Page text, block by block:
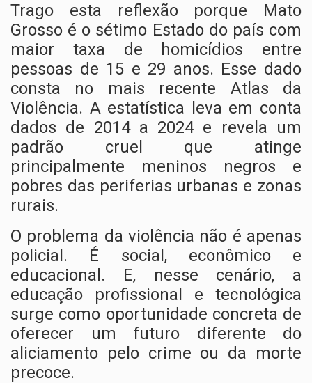
Trago esta reflexão porque Mato
Grosso é o sétimo Estado do país com
maior taxa de homicídios entre
pessoas de 15 e 29 anos. Esse dado
consta no mais recente Atlas da
Violência. A estatística leva em conta
dados de 2014 a 2024 e revela um
padrão cruel que atinge
principalmente meninos negros e
pobres das periferias urbanas e zonas
rurais.
O problema da violência não é apenas
policial. É social, econômico e
educacional. E, nesse cenário, a
educação profissional e tecnológica
surge como oportunidade concreta de
oferecer um futuro diferente do
aliciamento pelo crime ou da morte
precoce.